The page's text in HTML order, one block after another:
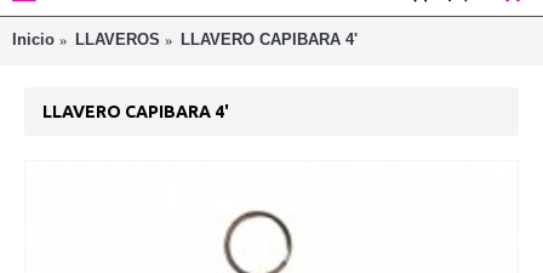
Inicio LLAVEROS LLAVERO CAPIBARA 4'
LLAVERO CAPIBARA 4'